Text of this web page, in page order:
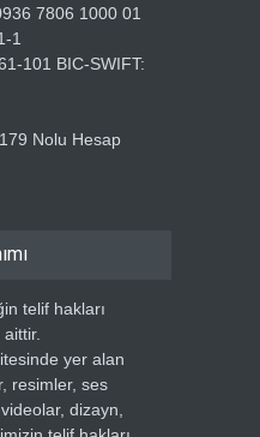
7806 1000 01
1
101 BIC-SWIFT:
Nolu Hesap
telif hakları
aittir.
yer alan
resimler, ses
dizayn,